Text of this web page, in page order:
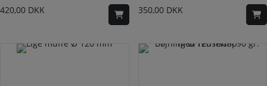
420,00 DKK
350,00 DKK